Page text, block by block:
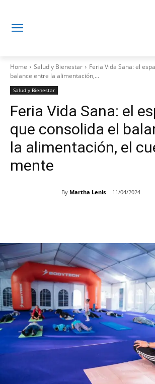
Home Salud y Bienestar
Feria Vida Sana: el
balance entre la alimentación,...
Salud y Bienestar
Feria Vida Sana: el
que consolida el
la alimentación, el
mente
By Martha Lenis 11/04/2024